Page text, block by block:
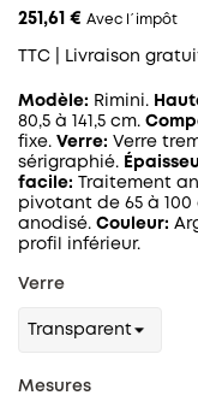
251,61 € Avec l´impôt
TTC | Livraison
Modèle: Rimini.
80,5 à 141,5 cm.
fixe. Verre: Verre
sérigraphié.
facile: Traitement
pivotant de 65 à 100
anodisé. Couleur:
profil inférieur.
Verre
Mesures